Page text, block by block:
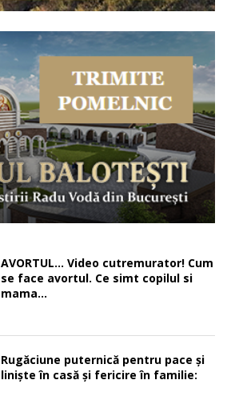
AVORTUL… Video cutremurator! Cum
se face avortul. Ce simt copilul si
mama…
Rugăciune puternică pentru pace şi
linişte în casă şi fericire în familie: